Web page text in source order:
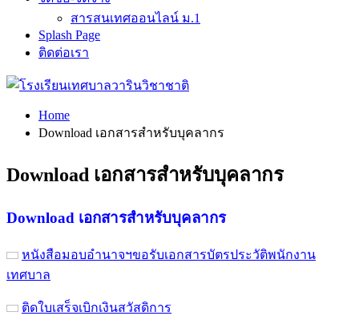
สารสนเทศออนไลน์ ม.1
Splash Page
ติดต่อเรา
Home
Download เอกสารสำหรับบุคลากร
Download เอกสารสำหรับบุคลากร
Download เอกสารสำหรับบุคลากร
หนังสือมอบอำนาจฯขอรับเอกสารบัตรประวัติพนักงาน
เทศบาล
ติดใบเสร็จเบิกเงินสวัสดิการ